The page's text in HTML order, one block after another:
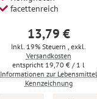
facettenreich
13,79 €
Inkl. 19% Steuern
exkl.
Versandkosten
19,70 € / 1 l
Informationen zur Lebensmittel
Kennzeichnung